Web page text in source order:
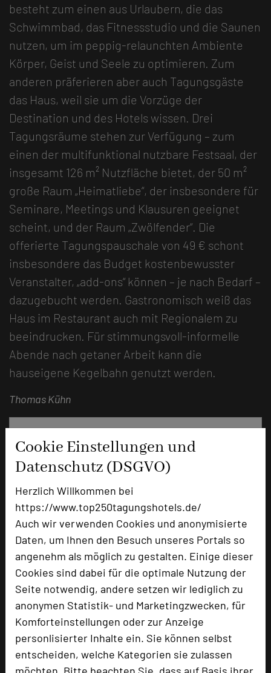
Cookie Einstellungen und
Datenschutz (DSGVO)
Herzlich Willkommen bei
https://www.top250tagungshotels.de/
Auch wir verwenden Cookies und anonymisierte
Daten, um Ihnen den Besuch unseres Portals so
angenehm als möglich zu gestalten. Einige dieser
Cookies sind dabei für die optimale Nutzung der
Seite notwendig, andere setzen wir lediglich zu
anonymen Statistik- und Marketingzwecken, für
Komforteinstellungen oder zur Anzeige
personlisierter Inhalte ein. Sie können selbst
entscheiden, welche Kategorien sie zulassen
besteht zum einen aus Urlaubern, die das
Schwimmbad, das Fitnessstudio und die Saunen
nutzen, um im peppig-relaunchten Ambiente
Körper, Geist und Seele zu optimieren. Zum
anderen präferieren aber auch Tagungsgäste
das Haus, weil sie um die Vorzüge der
Destination und des Hotels wissen. Drei
Tagungsräume stehen zur Verfügung – zum
einen der multifunktional nutzbare Festsaal, der
insgesamt 126 m² Nutzfläche bietet, der 50 m²
große Raum „Heimatliebe“, der insbesondere für
Seminare, Meetings und Klausuren geeignet
scheint, und der Raum „Zwölfender“. Die
offerierte Tagungspauschale von 49 € schont
insbesondere das Budget kostenbewusster
Veranstalter, „add-ons“ können – je nach Bedarf –
dazugebucht werden. Gastronomisch weiß das
Haus im Restaurant auch mit Regionalem zu
beeindrucken. Für stimmungsvoll-informelle
Abende nach getaner Arbeit kann die
hauseigene Kegelbahn genutzt werden.
Thomas Kühn
Harz Hotel & Spa Seela
Nordhäuser Str. 5
38667 Bad Harzburg
phone +49 531 37001-166
mail Email
language Homepage